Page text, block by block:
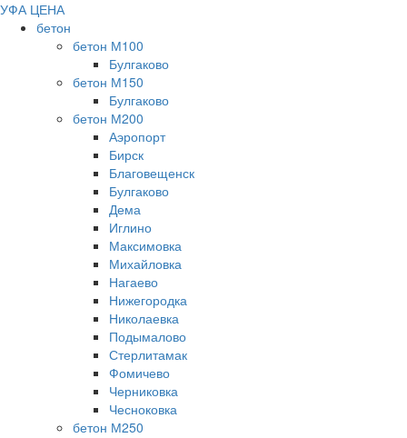
УФА ЦЕНА
бетон
бетон М100
Булгаково
бетон М150
Булгаково
бетон М200
Аэропорт
Бирск
Благовещенск
Булгаково
Дема
Иглино
Максимовка
Михайловка
Нагаево
Нижегородка
Николаевка
Подымалово
Стерлитамак
Фомичево
Черниковка
Чесноковка
бетон М250